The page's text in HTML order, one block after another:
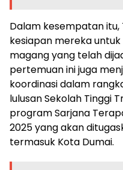
Dalam kesempatan itu,
kesiapan mereka
magang yang telah
pertemuan ini juga
koordinasi dalam
lulusan Sekolah Tinggi
program Sarjana
2025 yang akan
termasuk Kota Dumai.